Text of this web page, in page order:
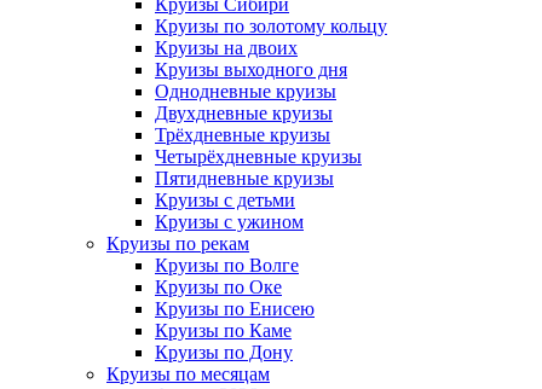
Круизы Сибири
Круизы по золотому кольцу
Круизы на двоих
Круизы выходного дня
Однодневные круизы
Двухдневные круизы
Трёхдневные круизы
Четырёхдневные круизы
Пятидневные круизы
Круизы с детьми
Круизы с ужином
Круизы по рекам
Круизы по Волге
Круизы по Оке
Круизы по Енисею
Круизы по Каме
Круизы по Дону
Круизы по месяцам